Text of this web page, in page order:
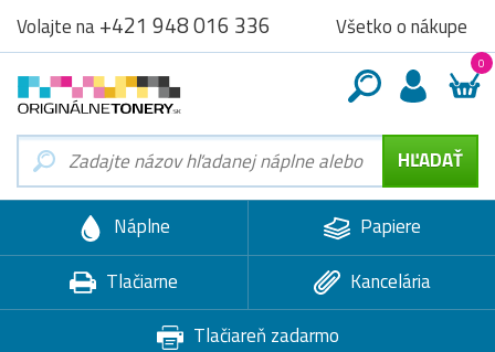
Volajte na+421 948 016 336 Všetko o nákupe
0
Náplne
Papiere
Tlačiarne
Kancelária
Tlačiareň zadarmo